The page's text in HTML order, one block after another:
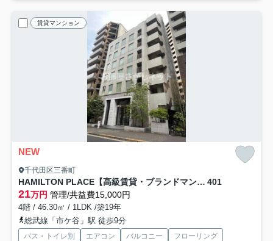
賃貸マンション
NEW
千代田区三番町
HAMILTON PLACE【高級賃貸・ブランドマンション】 401
21万円 管理/共益費15,000円
4階 / 46.30㎡ / 1LDK /築19年
総武線「市ケ谷」駅 徒歩9分
バス・トイレ別 エアコン バルコニー
フローリング